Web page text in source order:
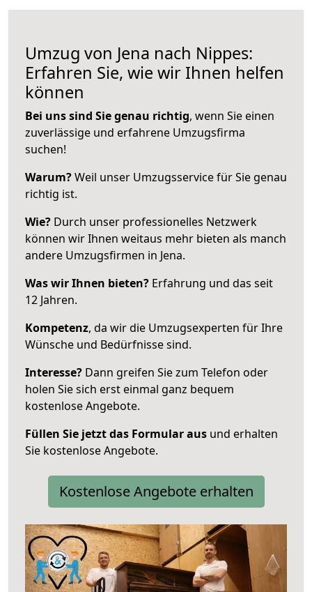
Umzug von Jena nach Nippes:
Erfahren Sie, wie wir Ihnen helfen
können
Bei uns sind Sie genau richtig, wenn Sie einen
zuverlässige und erfahrene Umzugsfirma
suchen!
Warum?Weil unser Umzugsservice für Sie genau
richtig ist.
Wie? Durch unser professionelles Netzwerk
können wir Ihnen weitaus mehr bieten als manch
andere Umzugsfirmen in Jena.
Was wir Ihnen bieten? Erfahrung und das seit
12 Jahren.
Kompetenz, da wir die Umzugsexperten für Ihre
Wünsche und Bedürfnisse sind.
Interesse? Dann greifen Sie zum Telefon oder
holen Sie sich erst einmal ganz bequem
kostenlose Angebote.
Füllen Sie jetzt das Formular aus und erhalten
Sie kostenlose Angebote.
Kostenlose Angebote erhalten